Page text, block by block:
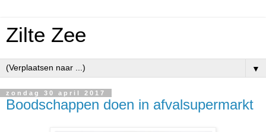
Zilte Zee
▼
zondag 30 april 2017
Boodschappen doen in afvalsupermarkt